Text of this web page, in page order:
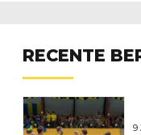
RECENTE
9